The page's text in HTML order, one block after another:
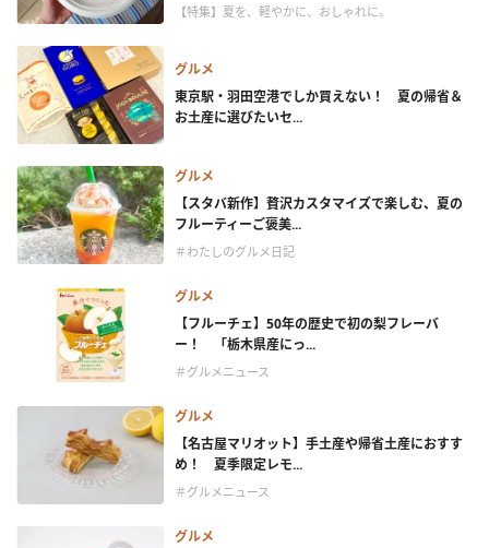
【特集】夏を、軽やかに、おしゃれに。
グルメ
東京駅・羽田空港でしか買えない！ 夏の帰省＆
お土産に選びたいセ...
グルメ
【スタバ新作】贅沢カスタマイズで楽しむ、夏の
フルーティーご褒美...
＃わたしのグルメ日記
グルメ
【フルーチェ】50年の歴史で初の梨フレーバ
ー！ 「栃木県産にっ...
＃グルメニュース
グルメ
【名古屋マリオット】手土産や帰省土産におすす
め！ 夏季限定レモ...
＃グルメニュース
グルメ